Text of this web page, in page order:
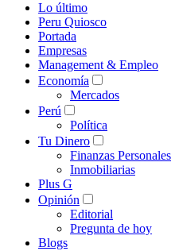
Lo último
Peru Quiosco
Portada
Empresas
Management & Empleo
Economía
Mercados
Perú
Política
Tu Dinero
Finanzas Personales
Inmobiliarias
Plus G
Opinión
Editorial
Pregunta de hoy
Blogs